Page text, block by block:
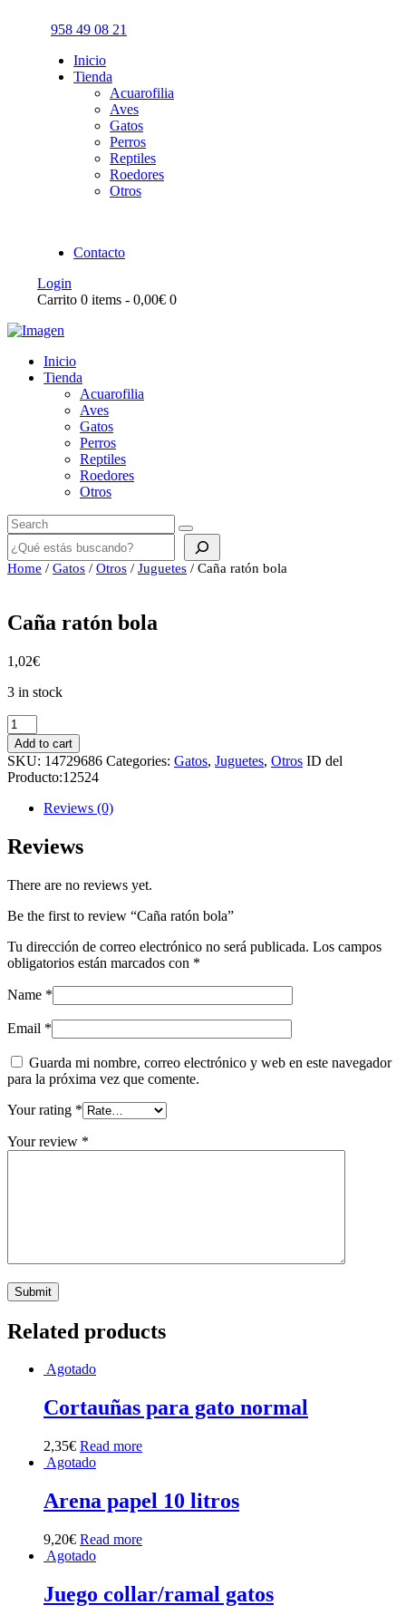
958 49 08 21
Inicio
Tienda
Acuarofilia
Aves
Gatos
Perros
Reptiles
Roedores
Otros
Contacto
Login
Carrito 0 items - 0,00€ 0
Inicio
Tienda
Acuarofilia
Aves
Gatos
Perros
Reptiles
Roedores
Otros
Buscar
Home / Gatos / Otros / Juguetes / Caña ratón bola
Caña ratón bola
1,02€
3 in stock
Caña
ratón
bola
quantity
Add to cart
SKU: 14729686 Categories: Gatos, Juguetes, Otros ID del
Producto:12524
Reviews (0)
Reviews
There are no reviews yet.
Be the first to review “Caña ratón bola”
Tu dirección de correo electrónico no será publicada. Los campos
obligatorios están marcados con *
Name *
Email *
Guarda mi nombre, correo electrónico y web en este navegador
para la próxima vez que comente.
Your rating *
Your review *
Related products
Agotado
Cortauñas para gato normal
2,35€ Read more
Agotado
Arena papel 10 litros
9,20€ Read more
Agotado
Juego collar/ramal gatos